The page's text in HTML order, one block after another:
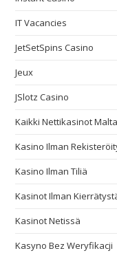
IT Vacancies
JetSetSpins Casino
Jeux
JSlotz Casino
Kaikki Nettikasinot Malta
Kasino Ilman
Kasino Ilman Tiliä
Kasinot Ilman
Kasinot Netissä
Kasyno Bez Weryfikacji